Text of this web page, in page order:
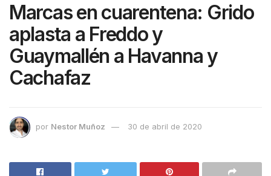
Marcas en cuarentena: Grido
aplasta a Freddo y
Guaymallén a Havanna y
Cachafaz
por Nestor Muñoz 30 de abril de 2020